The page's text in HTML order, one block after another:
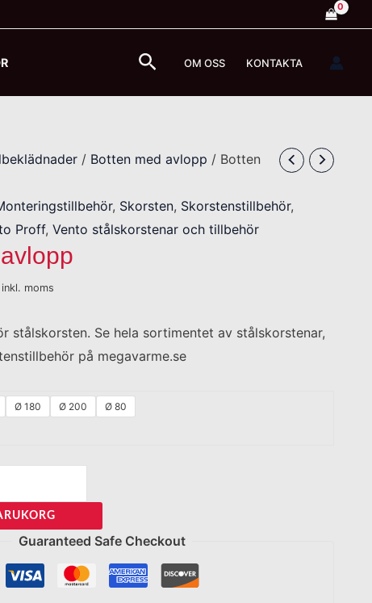
Sök OM OSS KONTAKTA
/ Botten med avlopp / Botten
, Skorsten, Skorstenstillbehör,
Proff, Vento stålskorstenar och tillbehör
inkl. moms
stålskorsten. Se hela sortimentet av stålskorstenar,
på megavarme.se
Ø 180 Ø 200 Ø 80
Guaranteed Safe Checkout